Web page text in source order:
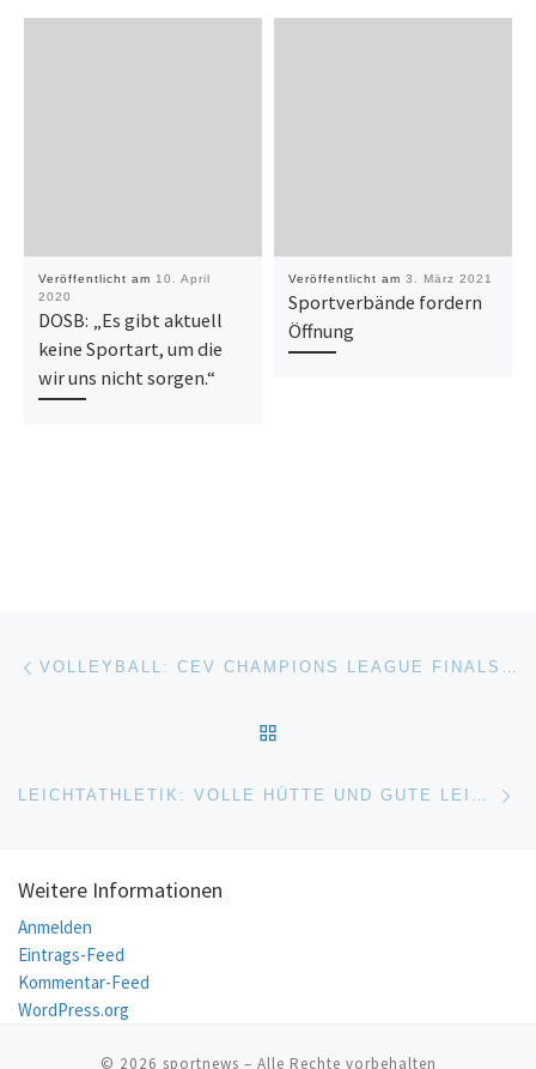
Veröffentlicht am 10. April
2020
DOSB: „Es gibt aktuell
keine Sportart, um die
wir uns nicht sorgen.“
Veröffentlicht am 3. März 2021
Sportverbände fordern
Öffnung
Beitragsnavigation VOLLEYBALL: CEV CHAMPIONS LEAGUE FINALS IN BERLIN
LEICHTATHLETIK: VOLLE HÜTTE UND GUTE LEISTUNGEN BEI HALLEN-DM
Weitere Informationen
Anmelden
Eintrags-Feed
Kommentar-Feed
WordPress.org
© 2026 sportnews – Alle Rechte vorbehalten